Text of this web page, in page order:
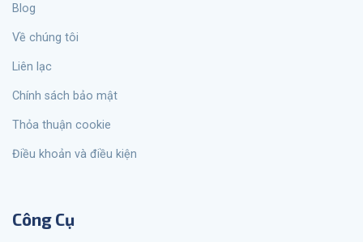
Blog
Về chúng tôi
Liên lạc
Chính sách bảo mật
Thỏa thuận cookie
Điều khoản và điều kiện
Công Cụ